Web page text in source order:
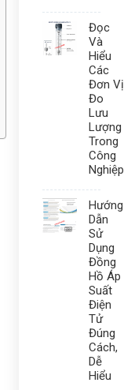
Đọc
Và
Hiểu
Các
Đơn Vị
Đo
Lưu
Lượng
Trong
Công
Nghiệp
Hướng
Dẫn
Sử
Dụng
Đồng
Hồ Áp
Suất
Điện
Tử
Đúng
Cách,
Dễ
Hiểu